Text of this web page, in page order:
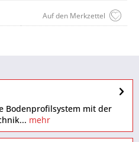
Auf den Merkzettel
Bodenprofilsystem mit der
mehr